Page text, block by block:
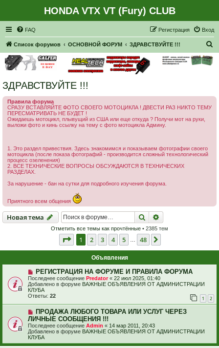
HONDA VTX VT (Fury) CLUB
FAQ Вход
Регистрация
Список форумов ОСНОВНОЙ ФОРУМ ЗДРАВСТВУЙТЕ !!!
ЗДРАВСТВУЙТЕ !!!
Правила форума
СРАЗУ ВСТАВЛЯЙТЕ ФОТО СВОЕГО МОТОЦИКЛА ! ДВЕСТИ РАЗ НИКТО ТЕМУ
ПЕРЕСМАТРИВАТЬ НЕ БУДЕТ !
Ожидаешь мотоцикл, плывущий из США или еще откуда ? Получи мот на руки,
выложи фото и кинь ссылку на тему с фото мотоцикла Админу.
1. Это раздел привествия. Здесь знакомимся и показываем фотографии своего
мотоцикла (после показа фотографий - производится сложный технологический
процесс озеленения)
2. ВСЕ ТЕХНИЧЕСКИЕ ВОПРОСЫ ОБСУЖДАЮТСЯ В ТЕХНИЧЕСКИХ
РАЗДЕЛАХ.
За нарушение - бан на сутки для подробного изучения форума.
Приятного всем общения
Новая тема
Новаятема Поиск
Отметить все темы как прочтённые • 2385 тем
Страница из 48
1 2 3 4 5 48
Объявления
РЕГИСТРАЦИЯ НА ФОРУМЕ И ПРАВИЛА ФОРУМА
Последнее сообщение Predator« 22 июл 2025, 01:40
Добавлено в форуме ВАЖНЫЕ ОБЪЯВЛЕНИЯ ОТ АДМИНИСТРАЦИИ
КЛУБА
Ответы: 22 1 2
ПРОДАЖА ЛЮБОГО ТОВАРА ИЛИ УСЛУГ ЧЕРЕЗ
ЛИЧНЫЕ СООБЩЕНИЯ !!!
Последнее сообщение Admin « 14 мар 2011, 20:43
Добавлено в форуме ВАЖНЫЕ ОБЪЯВЛЕНИЯ ОТ АДМИНИСТРАЦИИ
КЛУБА